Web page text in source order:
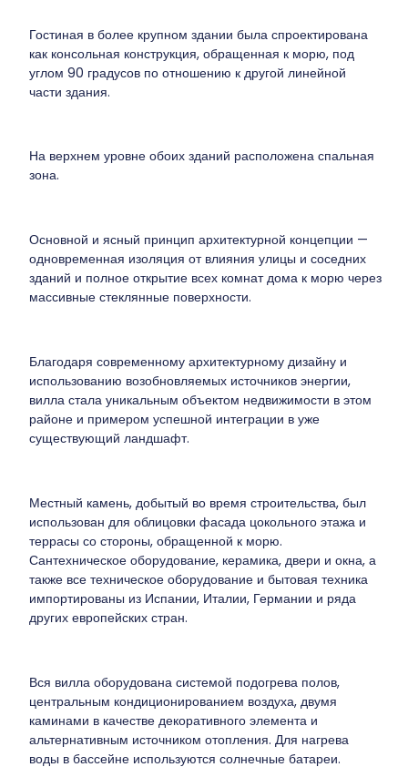
Гостиная в более крупном здании была спроектирована
как консольная конструкция, обращенная к морю, под
углом 90 градусов по отношению к другой линейной
части здания.
На верхнем уровне обоих зданий расположена спальная
зона.
Основной и ясный принцип архитектурной концепции —
одновременная изоляция от влияния улицы и соседних
зданий и полное открытие всех комнат дома к морю через
массивные стеклянные поверхности.
Благодаря современному архитектурному дизайну и
использованию возобновляемых источников энергии,
вилла стала уникальным объектом недвижимости в этом
районе и примером успешной интеграции в уже
существующий ландшафт.
Местный камень, добытый во время строительства, был
использован для облицовки фасада цокольного этажа и
террасы со стороны, обращенной к морю.
Сантехническое оборудование, керамика, двери и окна, а
также все техническое оборудование и бытовая техника
импортированы из Испании, Италии, Германии и ряда
других европейских стран.
Вся вилла оборудована системой подогрева полов,
центральным кондиционированием воздуха, двумя
каминами в качестве декоративного элемента и
альтернативным источником отопления. Для нагрева
воды в бассейне используются солнечные батареи.